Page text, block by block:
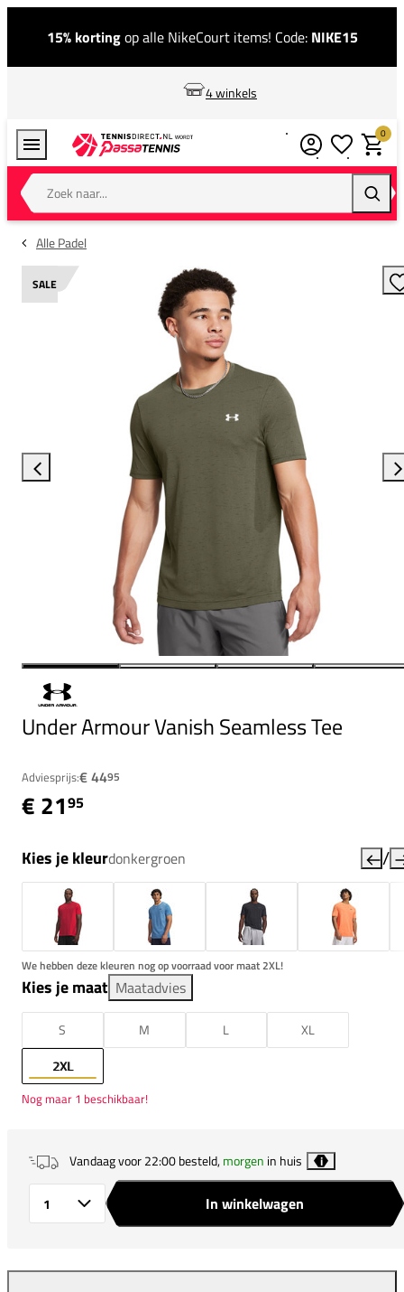
15% kortingop alle NikeCourt items! Code: NIKE15
4 winkels
Zoek naar...
0
Alle Padel
SALE
Under Armour Vanish Seamless Tee
Adviesprijs:€ 4495
€ 2195
Kies je kleurdonkergroen /
We hebben deze kleuren nog op voorraad voor maat 2XL!
Kies je maat Maatadvies
S M L
XL
2XL
Nog maar 1 beschikbaar!
Vandaag voor 22:00 besteld,morgen in huis i
In winkelwagen